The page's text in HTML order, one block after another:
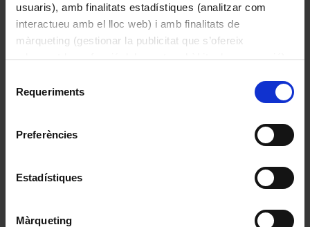
usuaris), amb finalitats estadístiques (analitzar com
interactueu amb el lloc web) i amb finalitats de
màrqueting (gestionar la publicitat que s’ofereix
adequant-la en funció dels vostres hàbits de navegació).
consultar laPolítica de galetes del lloc web de la
Requeriments
Preferències
Estadístiques
Màrqueting
Capsa d’etiquetes “1”